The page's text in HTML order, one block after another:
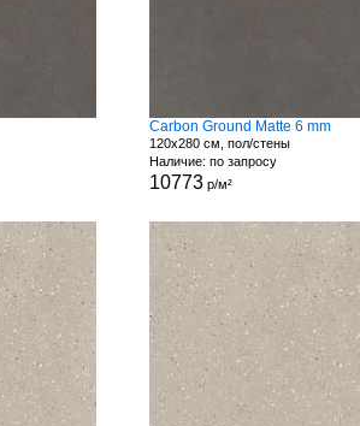
Carbon Ground Matte 6 mm
120x280 см, пол/стены
Наличие: по запросу
10773р/м²